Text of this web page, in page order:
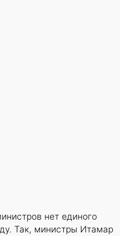
нет единого
Так, министры Итамар